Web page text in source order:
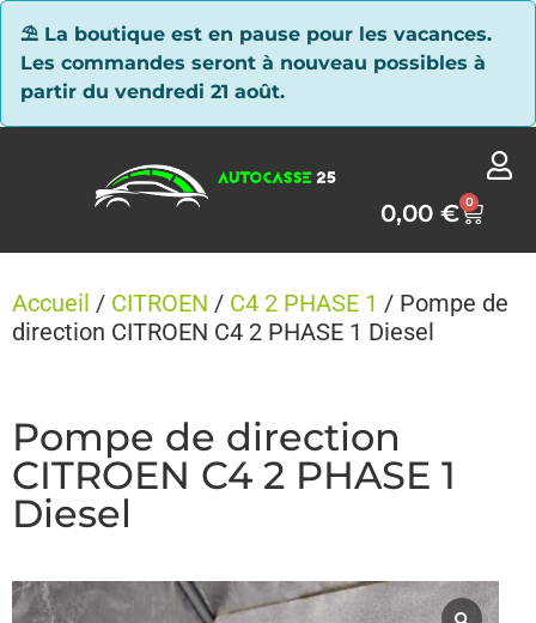
⛱ La boutique est en pause pour les vacances.
Les commandes seront à nouveau possibles à
partir du vendredi 21 août.
0,00€ 0
Accueil / CITROEN / C4 2 PHASE 1 / Pompe de
direction CITROEN C4 2 PHASE 1 Diesel
Pompe de direction
CITROEN C4 2 PHASE 1
Diesel
Panneau de gestion des cookies